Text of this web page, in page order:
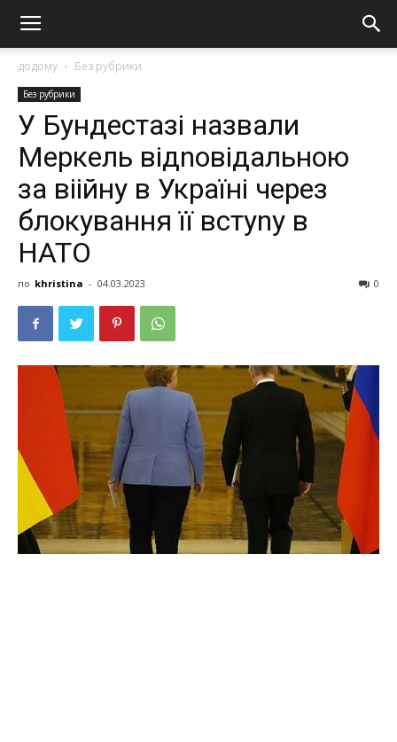
додому Без рубрики
Без рубрики
У Бундестазі назвали
Меркель відnовідальною
за вiiйну в Україні через
блокyвання її встуnу в
НАТО
по khristina - 04.03.2023 0